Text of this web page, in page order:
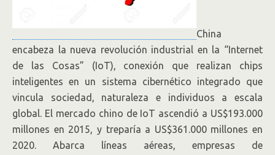
China
encabeza la nueva revolución industrial en la “Internet
de las Cosas” (IoT), conexión que realizan chips
inteligentes en un sistema cibernético integrado que
vincula sociedad, naturaleza e individuos a escala
global. El mercado chino de IoT ascendió a US$193.000
millones en 2015, y treparía a US$361.000 millones en
2020. Abarca líneas aéreas, empresas de